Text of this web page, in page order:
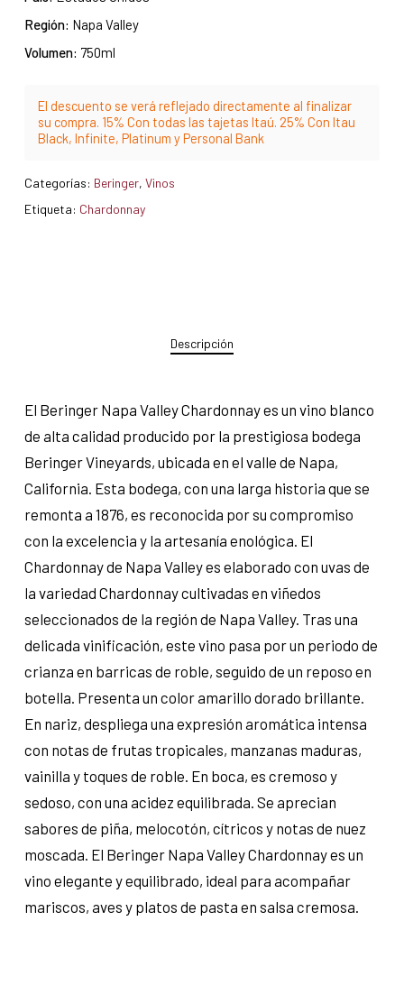
Región: Napa Valley
Volumen: 750ml
El descuento se verá reflejado directamente al finalizar
su compra. 15% Con todas las tajetas Itaú. 25% Con Itau
Black, Infinite, Platinum y Personal Bank
Categorías: Beringer, Vinos
Etiqueta: Chardonnay
Descripción
El Beringer Napa Valley Chardonnay es un vino blanco
de alta calidad producido por la prestigiosa bodega
Beringer Vineyards, ubicada en el valle de Napa,
California. Esta bodega, con una larga historia que se
remonta a 1876, es reconocida por su compromiso
con la excelencia y la artesanía enológica. El
Chardonnay de Napa Valley es elaborado con uvas de
la variedad Chardonnay cultivadas en viñedos
seleccionados de la región de Napa Valley. Tras una
delicada vinificación, este vino pasa por un periodo de
crianza en barricas de roble, seguido de un reposo en
botella. Presenta un color amarillo dorado brillante.
En nariz, despliega una expresión aromática intensa
con notas de frutas tropicales, manzanas maduras,
vainilla y toques de roble. En boca, es cremoso y
sedoso, con una acidez equilibrada. Se aprecian
sabores de piña, melocotón, cítricos y notas de nuez
moscada. El Beringer Napa Valley Chardonnay es un
vino elegante y equilibrado, ideal para acompañar
mariscos, aves y platos de pasta en salsa cremosa.